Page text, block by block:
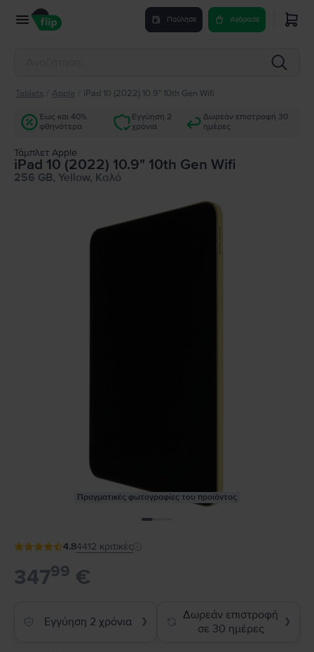
Πούλησε Αγόρασε
Tablets Apple iPad 10 (2022) 10.9" 10th Gen Wifi
Έως και 40%
φθηνότερα
Εγγύηση 2
χρόνια
Δωρεάν επιστροφή 30
ημέρες
Τάμπλετ Apple
iPad 10 (2022) 10.9" 10th Gen Wifi
256 GB, Yellow, Καλό
Πραγματικές φωτογραφίες του προϊόντος
4.84412 κριτικές
34799 €
Εγγύηση 2 χρόνια ❯
Δωρεάν επιστροφή
σε 30 ημέρες
❯